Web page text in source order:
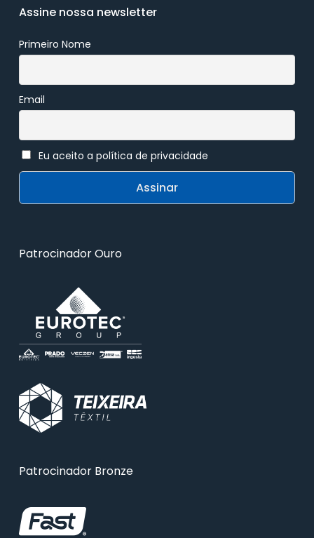
Assine nossa newsletter
Primeiro Nome
Email
Eu aceito a política de privacidade
Patrocinador Ouro
Patrocinador Bronze